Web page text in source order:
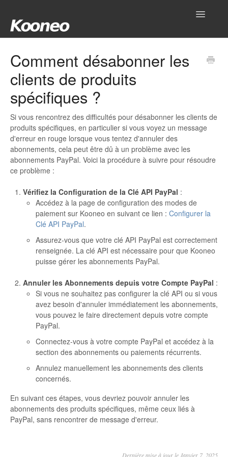
Toggle
Réglages
Gestionnaire
Outils
Hub
Autres
Comment désabonner les
clients de produits
spécifiques ?
Si vous rencontrez des difficultés pour désabonner les clients de
produits spécifiques, en particulier si vous voyez un message
d'erreur en rouge lorsque vous tentez d'annuler des
abonnements, cela peut être dû à un problème avec les
abonnements PayPal. Voici la procédure à suivre pour résoudre
ce problème :
Vérifiez la Configuration de la Clé API PayPal :
Accédez à la page de configuration des modes de
paiement sur Kooneo en suivant ce lien : Configurer la
Clé API PayPal.
Assurez-vous que votre clé API PayPal est correctement
renseignée. La clé API est nécessaire pour que Kooneo
puisse gérer les abonnements PayPal.
Annuler les Abonnements depuis votre Compte PayPal :
Si vous ne souhaitez pas configurer la clé API ou si vous
avez besoin d'annuler immédiatement les abonnements,
vous pouvez le faire directement depuis votre compte
PayPal.
Connectez-vous à votre compte PayPal et accédez à la
section des abonnements ou paiements récurrents.
Annulez manuellement les abonnements des clients
concernés.
En suivant ces étapes, vous devriez pouvoir annuler les
abonnements des produits spécifiques, même ceux liés à
PayPal, sans rencontrer de message d'erreur.
Dernière mise à jour le Janvier 7, 2025